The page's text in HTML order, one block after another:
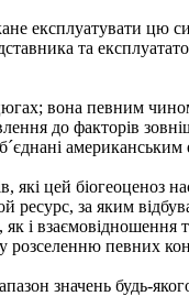
експлуатувати цю
та
вона певним
до факторів
які цей
ресурс, за яким
як і
розселенню певних
значень будь-